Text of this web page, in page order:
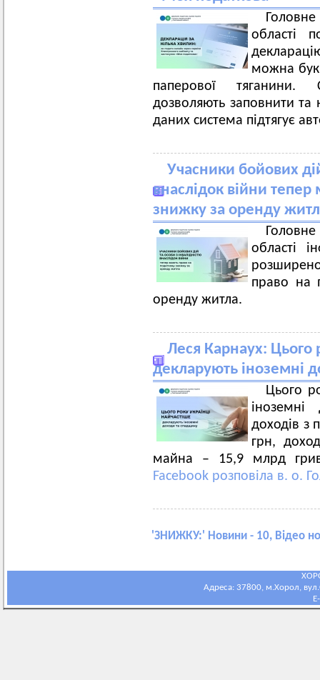
області
можна
паперової
дозволяють заповнити та
даних система підтягує
Учасники бойових
внаслідок війни
знижку за оренду
області
право на
оренду житла.
Леся Карнаух: Цього
декларують іноземні
Цього
доходів з
грн,
майна – 15,9 млрд
Facebook розповіла в. о.
'ЗНИЖКУ:' Новини - 10, Відео
Адреса: 37800, м.Хорол,